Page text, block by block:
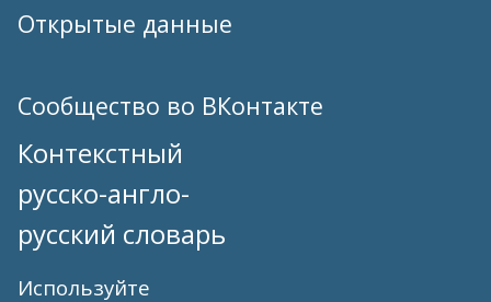
Открытые данные
Сообщество во ВКонтакте
Контекстный
русско-англо-
русский словарь
Используйте